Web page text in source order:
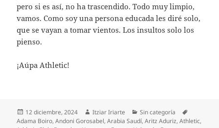
pero si es así, no ha trascendido. Todo muy limpio,
vamos. Como soy una persona educada les diré solo,
que se vayan a tomar vientos. Los insultos solo los
pienso.
¡Aúpa Athletic!
Publicado
el
12 diciembre, 2024 Autor
Itziar Iriarte Categorías
Sin categoría
Adama Boiro,Andoni Gorosabel,Arabia Saudí,Aritz Aduriz,Athletic,